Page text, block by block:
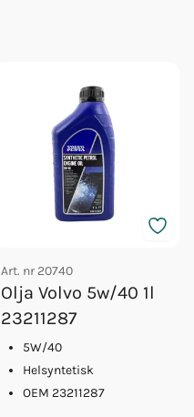
Art. nr 20740
Olja Volvo 5w/40 1l
23211287
5W/40
Helsyntetisk
OEM 23211287